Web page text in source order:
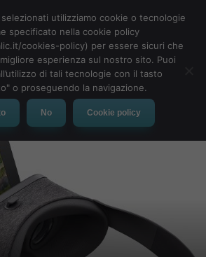
MENU
utilizziamo cookie o tecnologie
specificato nella cookie policy
cookies-policy) per essere sicuri che
esperienza sul nostro sito. Puoi
di tali tecnologie con il tasto
o proseguendo la navigazione.
No Cookie policy